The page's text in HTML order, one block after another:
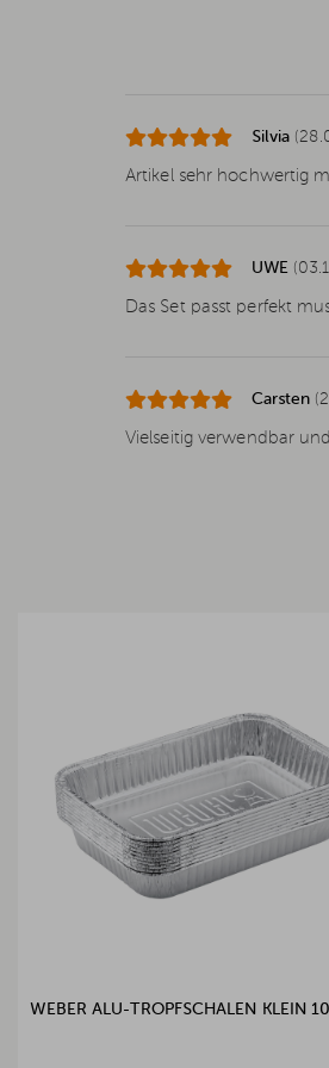
Silvia
Artikel sehr hochwertig
UWE
Das Set passt perfekt
Carsten
Vielseitig verwendbar
WEBER ALU-TROPFSCHALEN KLEIN